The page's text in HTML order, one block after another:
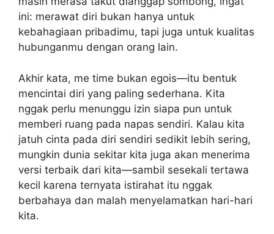
ini: merawat diri bukan hanya untuk
kebahagiaan pribadimu, tapi juga untuk kualitas
hubunganmu dengan orang lain.
Akhir kata, me time bukan egois—itu bentuk
mencintai diri yang paling sederhana. Kita
nggak perlu menunggu izin siapa pun untuk
memberi ruang pada napas sendiri. Kalau kita
jatuh cinta pada diri sendiri sedikit lebih sering,
mungkin dunia sekitar kita juga akan menerima
versi terbaik dari kita—sambil sesekali tertawa
kecil karena ternyata istirahat itu nggak
berbahaya dan malah menyelamatkan hari-hari
kita.